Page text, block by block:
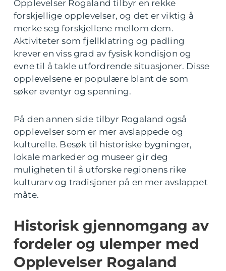
Opplevelser Rogaland tilbyr en rekke
forskjellige opplevelser, og det er viktig å
merke seg forskjellene mellom dem.
Aktiviteter som fjellklatring og padling
krever en viss grad av fysisk kondisjon og
evne til å takle utfordrende situasjoner. Disse
opplevelsene er populære blant de som
søker eventyr og spenning.
På den annen side tilbyr Rogaland også
opplevelser som er mer avslappede og
kulturelle. Besøk til historiske bygninger,
lokale markeder og museer gir deg
muligheten til å utforske regionens rike
kulturarv og tradisjoner på en mer avslappet
måte.
Historisk gjennomgang av
fordeler og ulemper med
Opplevelser Rogaland